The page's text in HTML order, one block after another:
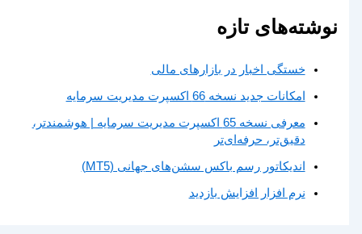
نوشته‌های تازه
خستگی اخبار در بازارهای مالی
امکانات جدید نسخه 66 اکسپرت مدیریت سرمایه
معرفی نسخه 65 اکسپرت مدیریت سرمایه | هوشمندتر،
دقیق‌تر، حرفه‌ای‌تر
اندیکاتور رسم باکس سشن‌های جهانی (MT5)
نرم افزار افزایش بازدید